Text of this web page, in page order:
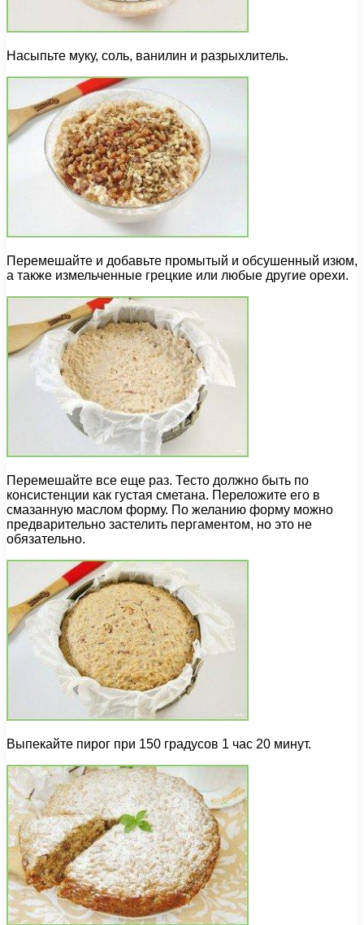
Насыпьте муку, соль, ванилин и разрыхлитель.
Перемешайте и добавьте промытый и обсушенный изюм,
а также измельченные грецкие или любые другие орехи.
Перемешайте все еще раз. Тесто должно быть по
консистенции как густая сметана. Переложите его в
смазанную маслом форму. По желанию форму можно
предварительно застелить пергаментом, но это не
обязательно.
Выпекайте пирог при 150 градусов 1 час 20 минут.